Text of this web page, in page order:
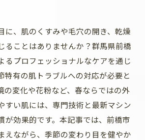
に、肌のくすみや毛穴の開き、乾燥
ることはありませんか？群馬県前橋
るプロフェッショナルなケアを通じ
特有の肌トラブルへの対応が必要と
の変化や花粉など、春ならではの外
すい肌には、専門技術と最新マシン
が効果的です。本記事では、前橋市
えながら、季節の変わり目を健やか